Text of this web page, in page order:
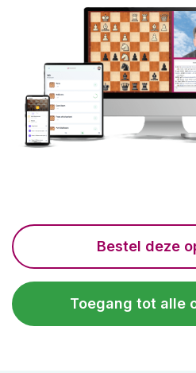
Bestel deze
Toegang tot alle